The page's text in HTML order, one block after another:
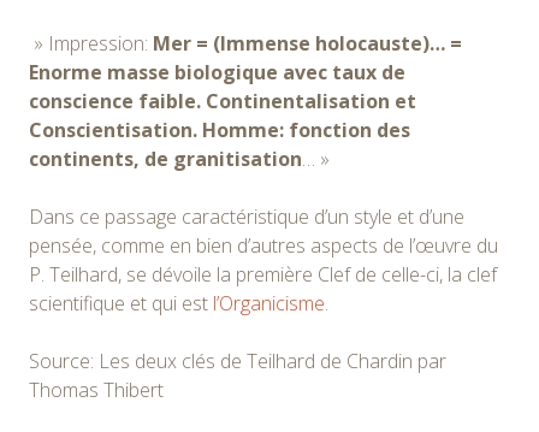
» Impression: Mer = (Immense holocauste)… =
Enorme masse biologique avec taux de
conscience faible. Continentalisation et
Conscientisation. Homme: fonction des
continents, de granitisation… »
Dans ce passage caractéristique d’un style et d’une
pensée, comme en bien d’autres aspects de l’œuvre du
P. Teilhard, se dévoile la première Clef de celle-ci, la clef
scientifique et qui est l’Organicisme.
Source: Les deux clés de Teilhard de Chardin par
Thomas Thibert